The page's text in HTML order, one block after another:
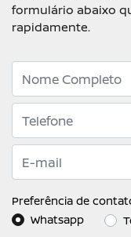
formulário abaixo
rapidamente.
Preferência de
Whatsapp